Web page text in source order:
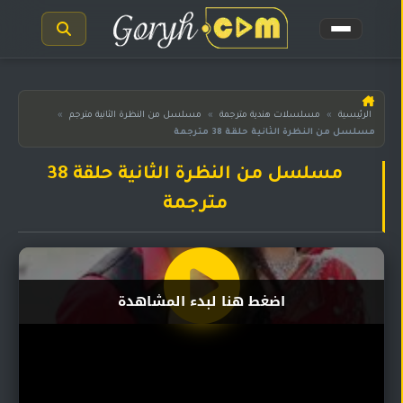
الرئيسية
مسلسلات
المترجمة
مدبلجة
الرئيسية » مسلسلات هندية مترجمة » مسلسل من النظرة الثانية مترجم
»
مسلسل من النظرة الثانية حلقة 38 مترجمة
مسلسل من النظرة الثانية حلقة 38
مترجمة
اضغط هنا لبدء المشاهدة